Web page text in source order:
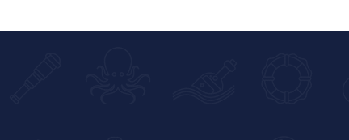
SOLIDAIRES